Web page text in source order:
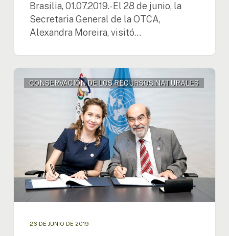
Brasilia, 01.07.2019.- El 28 de junio, la
Secretaria General de la OTCA,
Alexandra Moreira, visitó…
OTCA
entendimiento
conjuntas
de
cooperación
CONSERVACIÓN DE LOS RECURSOS NATURALES
26 DE JUNIO DE 2019